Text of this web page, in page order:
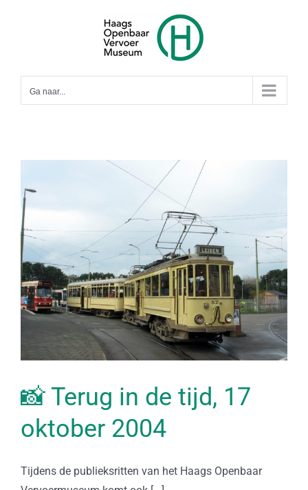
Ga naar...
📸 Terug in de tijd, 17
oktober 2004
Tijdens de publieksritten van het Haags Openbaar